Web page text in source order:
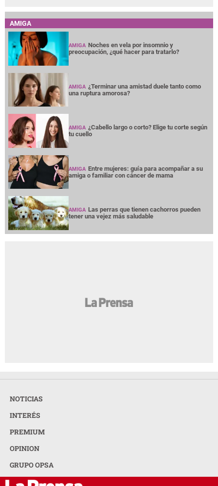
AMIGA
AMIGA Noches en vela por insomnio y
preocupación, ¿qué hacer para tratarlo?
AMIGA ¿Terminar una amistad duele tanto como
una ruptura amorosa?
AMIGA ¿Cabello largo o corto? Elige tu corte según
tu cuello
AMIGA Entre mujeres: guía para acompañar a su
amiga o familiar con cáncer de mama
AMIGA Las perras que tienen cachorros pueden
tener una vejez más saludable
NOTICIAS
INTERÉS
PREMIUM
OPINION
GRUPO OPSA